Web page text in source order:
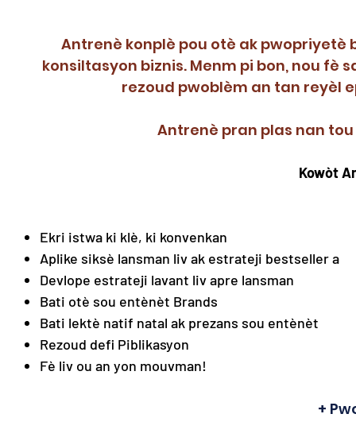
Antrenè konplè pou otè ak pwopriyetè
konsiltasyon biznis. Menm pi bon, nou fè
rezoud pwoblèm an tan reyèl
Antrenè pran plas nan
Kowòt
Ekri istwa ki klè, ki konvenkan
Aplike siksè lansman liv ak estrateji bestseller a
Devlope estrateji lavant liv apre lansman
Bati otè sou entènèt Brands
Bati lektè natif natal ak prezans sou entènèt
Rezoud defi Piblikasyon
Fè liv ou an yon mouvman!
+